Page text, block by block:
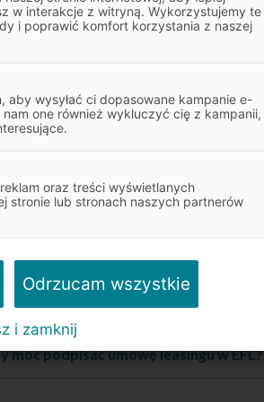
to, że leasing maszyn do obróbki
które dopiero rozpoczynają
wziąć w leasing?
maszyn do metalu?
trakcie trwania leasingu na maszyny
rat?
móc podpisać umowę leasingu w EFL?
w interakcje z witryną. Wykorzystujemy te
i poprawić komfort korzystania z naszej
aby wysyłać ci dopasowane kampanie e-
nam one również wykluczyć cię z kampanii,
oraz treści wyświetlanych
stronie lub stronach naszych partnerów
Odrzucam wszystkie
i zamknij